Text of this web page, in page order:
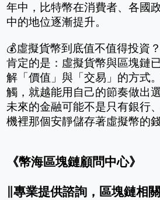
年中，比特幣在消費者、各國
中的地位逐漸提升。
💰虛擬貨幣到底值不值得投資
肯定的是：虛擬貨幣與區塊鏈
解「價值」與「交易」的方式
觸，就越能用自己的節奏做出選
未來的金融可能不是只有銀行
機裡那個安靜儲存著虛擬幣的錢
《幣海區塊鏈顧問中心》
∥專業提供諮詢，區塊鏈相關